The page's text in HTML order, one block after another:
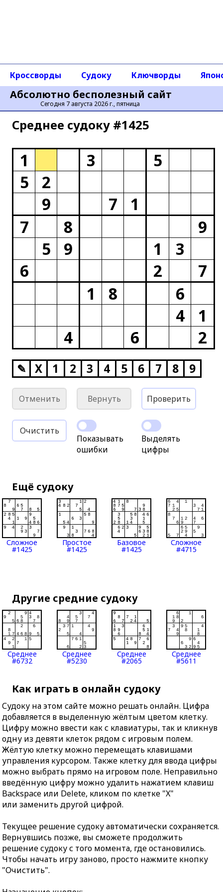
Абсолютно бесполезный сайт
Сегодня 7 августа 2026 г., пятница
Кроссворды Судоку Ключворды
Среднее cудоку #1425
1 3
5
5
2
9
7
1
7
8
9
5
9 1
3
6
2
7
1
8
6
4
1
4
6 2
✎ X 1 2 3 4 5 6 7 8 9
Отменить Вернуть Проверить
Очистить
Показывать
ошибки
Выделять
цифры
Ещё судоку
Сложное
#1425
Простое
#1425
Базовое
#1425
Сложное
#4715
Другие средние судоку
Среднее
#6732
Среднее
#5230
Среднее
#2065
Среднее
#5611
Как играть в онлайн судоку
Судоку на этом сайте можно решать онлайн. Цифра
добавляется в выделенную жёлтым цветом клетку.
Цифру можно ввести как с клавиатуры, так и кликнув
одну из девяти клеток рядом с игровым полем.
Жёлтую клетку можно перемещать клавишами
управления курсором. Также клетку для ввода цифры
можно выбрать прямо на игровом поле. Неправильно
введённую цифру можно удалить нажатием клавиш
Backspace или Delete, кликом по клетке "X"
или заменить другой цифрой.
Текущее решение судоку автоматически сохраняется.
Вернувшись позже, вы сможете продолжить
решение судоку с того момента, где остановились.
Чтобы начать игру заново, просто нажмите кнопку
"Очистить".